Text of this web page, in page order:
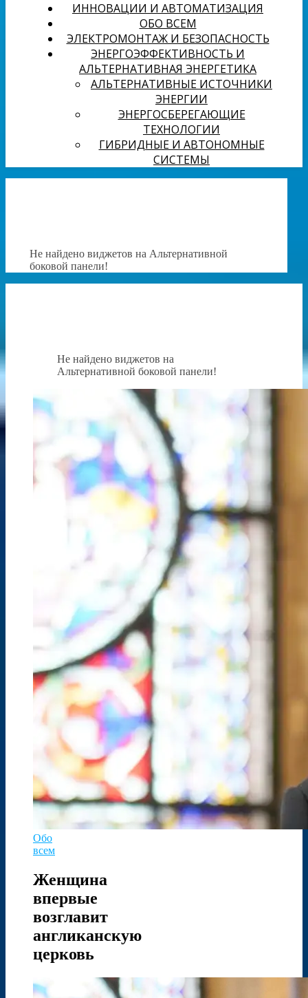
ИННОВАЦИИ И АВТОМАТИЗАЦИЯ
ОБО ВСЕМ
ЭЛЕКТРОМОНТАЖ И БЕЗОПАСНОСТЬ
ЭНЕРГОЭФФЕКТИВНОСТЬ И
АЛЬТЕРНАТИВНАЯ ЭНЕРГЕТИКА
АЛЬТЕРНАТИВНЫЕ ИСТОЧНИКИ
ЭНЕРГИИ
ЭНЕРГОСБЕРЕГАЮЩИЕ
ТЕХНОЛОГИИ
ГИБРИДНЫЕ И АВТОНОМНЫЕ
СИСТЕМЫ
Не найдено виджетов на Альтернативной
боковой панели!
Не найдено виджетов на
Альтернативной боковой панели!
Обо
всем
Женщина
впервые
возглавит
англиканскую
церковь